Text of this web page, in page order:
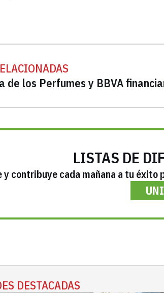
de los Perfumes y BBVA
LISTAS DE
contribuye cada mañana a tu
DESTACADAS